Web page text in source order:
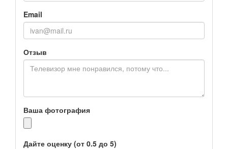
Email
Отзыв
Ваша фотография
Дайте оценку (от 0.5 до 5)